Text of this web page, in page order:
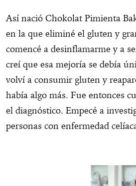
Así nació Chokolat Pimienta
en la que eliminé el gluten y
comencé a desinflamarme y a
creí que esa mejoría se debía
volví a consumir gluten y
había algo más. Fue entonces
el diagnóstico. Empecé a
personas con enfermedad